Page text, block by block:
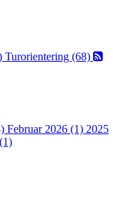
Turorientering (68)
Februar 2026 (1) 2025